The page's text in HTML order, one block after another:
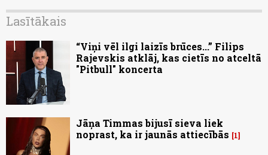
Lasītākais
“Viņi vēl ilgi laizīs brūces...” Filips
Rajevskis atklāj, kas cietīs no atceltā
"Pitbull" koncerta
Jāņa Timmas bijusī sieva liek
noprast, ka ir jaunās attiecībās
1